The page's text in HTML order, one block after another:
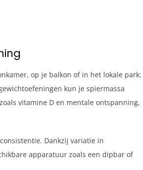
op je balkon of in het lokale park:
kun je spiermassa
vitamine D en mentale ontspanning,
Dankzij variatie in
apparatuur zoals een dipbar of